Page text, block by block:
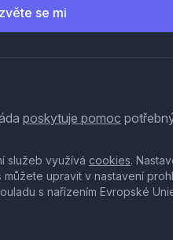
se mi
poskytuje pomoc
služeb využívá cookies.
upravit v nastavení
s nařízením Evropské